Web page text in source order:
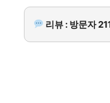
리뷰 : 방문자